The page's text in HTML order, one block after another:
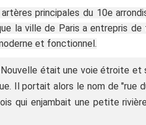
principales du 10e
la ville de Paris a entrepris
et fonctionnel.
était une voie étroite et
Il portait alors le nom de "rue
qui enjambait une petite